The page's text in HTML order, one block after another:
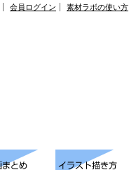
会員ログイン 素材ラボの使い方